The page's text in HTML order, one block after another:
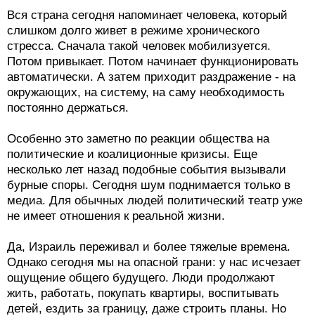
Вся страна сегодня напоминает человека, который
слишком долго живет в режиме хронического
стресса. Сначала такой человек мобилизуется.
Потом привыкает. Потом начинает функционировать
автоматически. А затем приходит раздражение - на
окружающих, на систему, на саму необходимость
постоянно держаться.
Особенно это заметно по реакции общества на
политические и коалиционные кризисы. Еще
несколько лет назад подобные события вызывали
бурные споры. Сегодня шум поднимается только в
медиа. Для обычных людей политический театр уже
не имеет отношения к реальной жизни.
Да, Израиль переживал и более тяжелые времена.
Однако сегодня мы на опасной грани: у нас исчезает
ощущение общего будущего. Люди продолжают
жить, работать, покупать квартиры, воспитывать
детей, ездить за границу, даже строить планы. Но